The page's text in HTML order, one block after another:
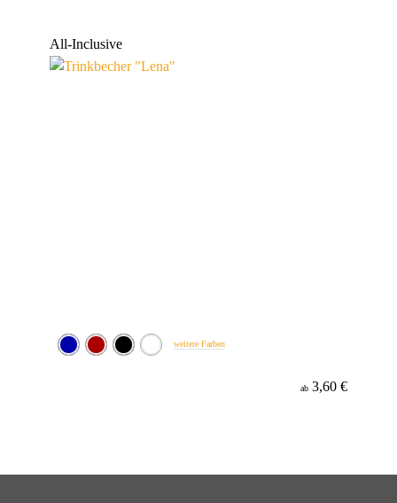
All-Inclusive
weitere Farben
ab 3,60 €